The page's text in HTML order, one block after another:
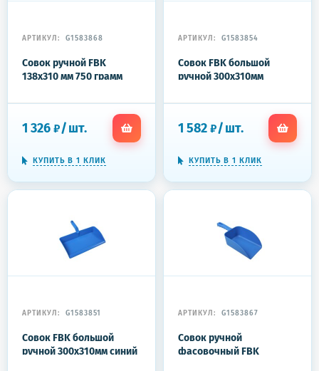
АРТИКУЛ: G1583868
Совок ручной FBK
138х310 мм 750 грамм
красный 15106-3
1 326 ₽/шт.
КУПИТЬ В 1 КЛИК
АРТИКУЛ: G1583854
Совок FBK большой
ручной 300x310мм
1 582 ₽/шт.
КУПИТЬ В 1 КЛИК
АРТИКУЛ: G1583851
Совок FBK большой
ручной 300x310мм синий
АРТИКУЛ: G1583867
Совок ручной
фасовочный FBK